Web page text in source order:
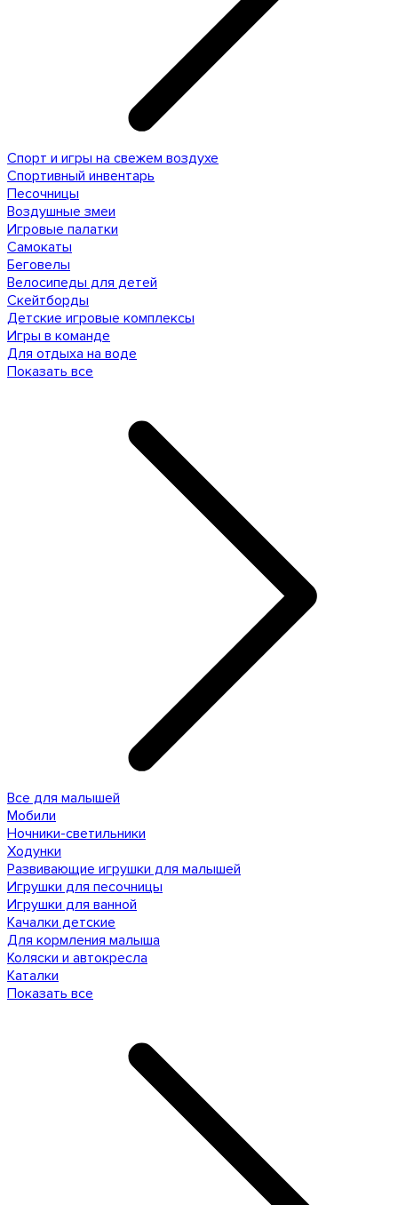
Спорт и игры на свежем воздухе
Спортивный инвентарь
Песочницы
Воздушные змеи
Игровые палатки
Самокаты
Беговелы
Велосипеды для детей
Скейтборды
Детские игровые комплексы
Игры в команде
Для отдыха на воде
Показать все
Все для малышей
Мобили
Ночники-светильники
Ходунки
Развивающие игрушки для малышей
Игрушки для песочницы
Игрушки для ванной
Качалки детские
Для кормления малыша
Коляски и автокресла
Каталки
Показать все